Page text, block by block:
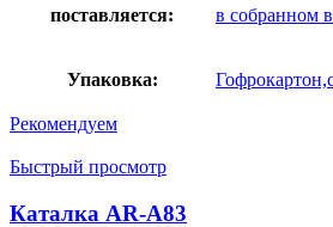
поставляется: в собранном
Упаковка:
Рекомендуем
Быстрый просмотр
Каталка AR-A83